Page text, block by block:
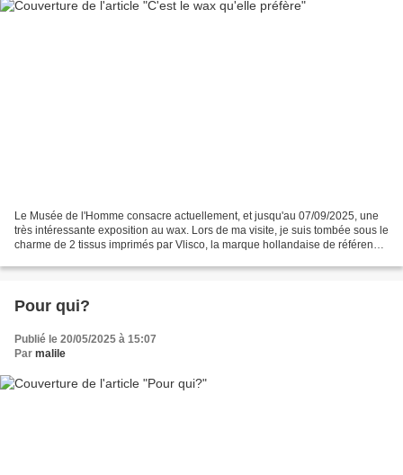
Le Musée de l'Homme consacre actuellement, et jusqu'au 07/09/2025, une
très intéressante exposition au wax. Lors de ma visite, je suis tombée sous le
charme de 2 tissus imprimés par Vlisco, la marque hollandaise de référence.
Pour qui?
Publié le 20/05/2025 à 15:07
Par malile